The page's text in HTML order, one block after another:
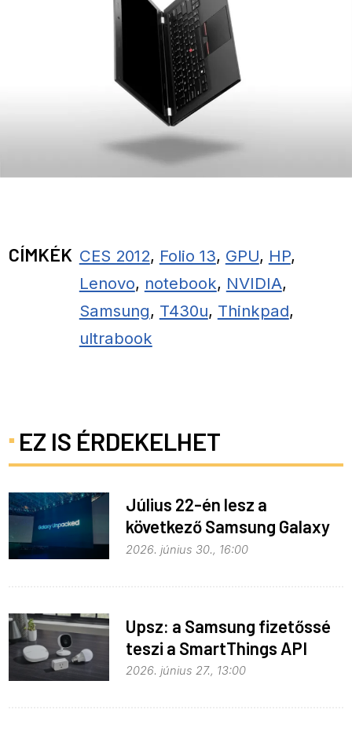
CÍMKÉK CES 2012, Folio 13, GPU, HP,
Lenovo, notebook, NVIDIA,
Samsung, T430u, Thinkpad,
ultrabook
EZ IS ÉRDEKELHET
Július 22-én lesz a
következő Samsung Galaxy
Unpacked – ez várható
2026. június 30., 16:00
Upsz: a Samsung fizetőssé
teszi a SmartThings API
hozzáférést
2026. június 27., 13:00